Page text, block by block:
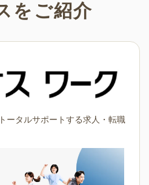
をご紹介
ータルサポートする求人・転職